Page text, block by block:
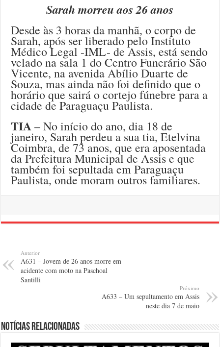
Sarah morreu aos 26 anos
Desde às 3 horas da manhã, o corpo de
Sarah, após ser liberado pelo Instituto
Médico Legal -IML- de Assis, está sendo
velado na sala 1 do Centro Funerário São
Vicente, na avenida Abílio Duarte de
Souza, mas ainda não foi definido que o
horário que sairá o cortejo fúnebre para a
cidade de Paraguaçu Paulista.
TIA– No início do ano, dia 18 de
janeiro, Sarah perdeu a sua tia, Etelvina
Coimbra, de 73 anos, que era aposentada
da Prefeitura Municipal de Assis e que
também foi sepultada em Paraguaçu
Paulista, onde moram outros familiares.
Anterior
A631 – Jovem de 26 anos morre em
acidente com moto na Paschoal
Santilli
Próximo
A633 – Um sepultamento em Assis
neste dia 7 de maio
Notícias relacionadas